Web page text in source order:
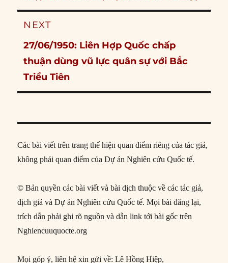
post:
NEXT
Next
post:
27/06/1950: Liên Hợp Quốc chấp
thuận dùng vũ lực quân sự với Bắc
Triều Tiên
Các bài viết trên trang thể hiện quan điểm riêng của tác giả,
không phải quan điểm của Dự án Nghiên cứu Quốc tế.
© Bản quyền các bài viết và bài dịch thuộc về các tác giả,
dịch giả và Dự án Nghiên cứu Quốc tế. Mọi bài đăng lại,
trích dẫn phải ghi rõ nguồn và dẫn link tới bài gốc trên
Nghiencuuquocte.org
Mọi góp ý, liên hệ xin gửi về: Lê Hồng Hiệp,